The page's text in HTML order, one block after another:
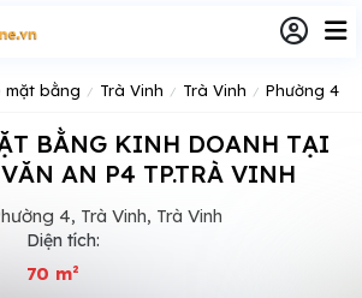
mặt bằng Trà Vinh Trà Vinh Phường 4
AN P4 TP.TRÀ VINH
4, Trà Vinh, Trà Vinh
Diện tích:
70 m²